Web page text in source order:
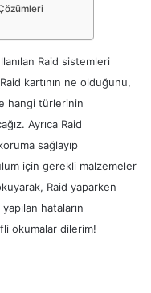
Raid sistemleri
kartının ne olduğunu,
hangi türlerinin
Ayrıca Raid
sağlayıp
için gerekli malzemeler
Raid yaparken
hataların
okumalar dilerim!